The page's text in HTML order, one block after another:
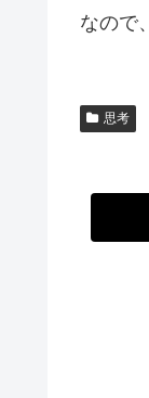
なので
思考